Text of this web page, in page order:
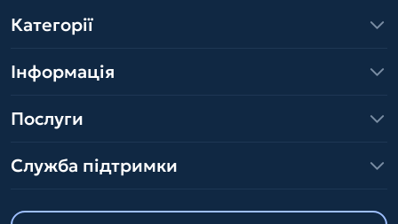
Категорії
Інформація
Послуги
Служба підтримки